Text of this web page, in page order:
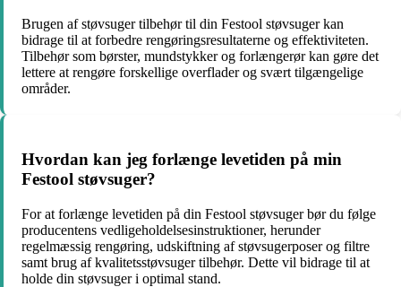
Brugen af støvsuger tilbehør til din Festool støvsuger kan
bidrage til at forbedre rengøringsresultaterne og effektiviteten.
Tilbehør som børster, mundstykker og forlængerør kan gøre det
lettere at rengøre forskellige overflader og svært tilgængelige
områder.
Hvordan kan jeg forlænge levetiden på min
Festool støvsuger?
For at forlænge levetiden på din Festool støvsuger bør du følge
producentens vedligeholdelsesinstruktioner, herunder
regelmæssig rengøring, udskiftning af støvsugerposer og filtre
samt brug af kvalitetsstøvsuger tilbehør. Dette vil bidrage til at
holde din støvsuger i optimal stand.